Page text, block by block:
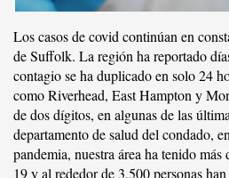
Los casos de covid continúan en
de Suffolk. La región ha reportado
contagio se ha duplicado en solo 24
como Riverhead, East Hampton y
de dos dígitos, en algunas de las
departamento de salud del condado,
pandemia, nuestra área ha tenido
19 y al rededor de 3,500 personas